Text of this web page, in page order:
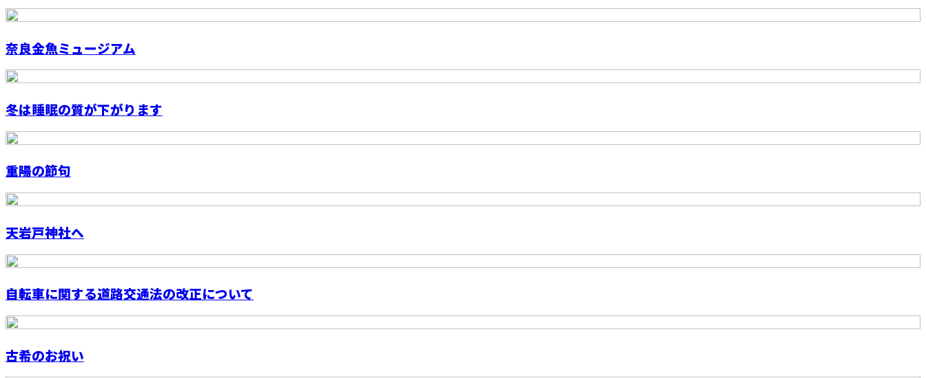
奈良金魚ミュージアム
冬は睡眠の質が下がります
重陽の節句
天岩戸神社へ
自転車に関する道路交通法の改正について
古希のお祝い